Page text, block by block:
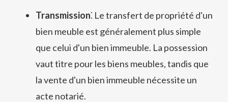
Transmission⁚ Le transfert de propriété d'un
bien meuble est généralement plus simple
que celui d'un bien immeuble. La possession
vaut titre pour les biens meubles, tandis que
la vente d'un bien immeuble nécessite un
acte notarié.